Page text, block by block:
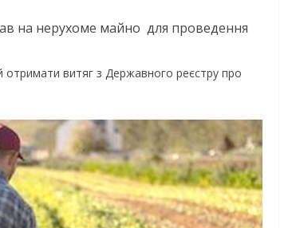
на нерухоме майно для проведення
отримати витяг з Державного реєстру про